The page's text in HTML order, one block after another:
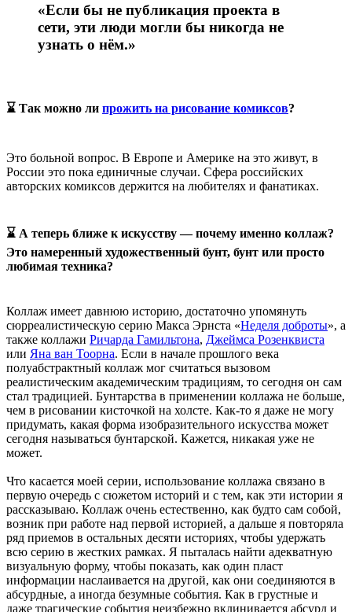
«Если бы не публикация проекта в
сети, эти люди могли бы никогда не
узнать о нём.»
⌛ Так можно ли прожить на рисование комиксов?
Это больной вопрос. В Европе и Америке на это живут, в
России это пока единичные случаи. Сфера российских
авторских комиксов держится на любителях и фанатиках.
⌛ А теперь ближе к искусству — почему именно коллаж?
Это намеренный художественный бунт, бунт или просто
любимая техника?
Коллаж имеет давнюю историю, достаточно упомянуть
сюрреалистическую серию Макса Эрнста «Неделя доброты», а
также коллажи Ричарда Гамильтона, Джеймса Розенквиста
или Яна ван Тоорна. Если в начале прошлого века
полуабстрактный коллаж мог считаться вызовом
реалистическим академическим традициям, то сегодня он сам
стал традицией. Бунтарства в применении коллажа не больше,
чем в рисовании кисточкой на холсте. Как-то я даже не могу
придумать, какая форма изобразительного искусства может
сегодня называться бунтарской. Кажется, никакая уже не
может.
Что касается моей серии, использование коллажа связано в
первую очередь с сюжетом историй и с тем, как эти истории я
рассказываю. Коллаж очень естественно, как будто сам собой,
возник при работе над первой историей, а дальше я повторяла
ряд приемов в остальных десяти историях, чтобы удержать
всю серию в жестких рамках. Я пыталась найти адекватную
визуальную форму, чтобы показать, как один пласт
информации наслаивается на другой, как они соединяются в
абсурдные, а иногда безумные события. Как в грустные и
даже трагические события неизбежно вклинивается абсурд и